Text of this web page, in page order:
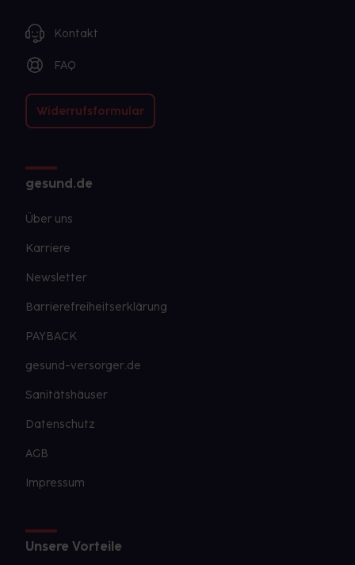
Kontakt
FAQ
Widerrufsformular
gesund.de
Über uns
Karriere
Newsletter
Barrierefreiheitserklärung
PAYBACK
gesund-versorger.de
Sanitätshäuser
Datenschutz
AGB
Impressum
Unsere Vorteile